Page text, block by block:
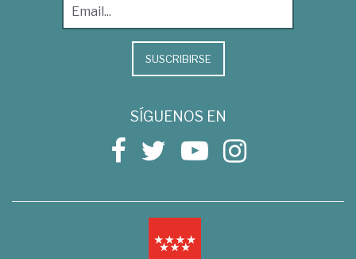
SUSCRIBIRSE
SÍGUENOS EN